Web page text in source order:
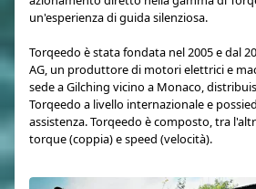
un'esperienza di guida silenziosa.
Torqeedo è stata fondata nel 2005 e dal
AG, un produttore di motori elettrici e
sede a Gilching vicino a Monaco,
Torqeedo a livello internazionale e
assistenza. Torqeedo è composto, tra
torque (coppia) e speed (velocità).